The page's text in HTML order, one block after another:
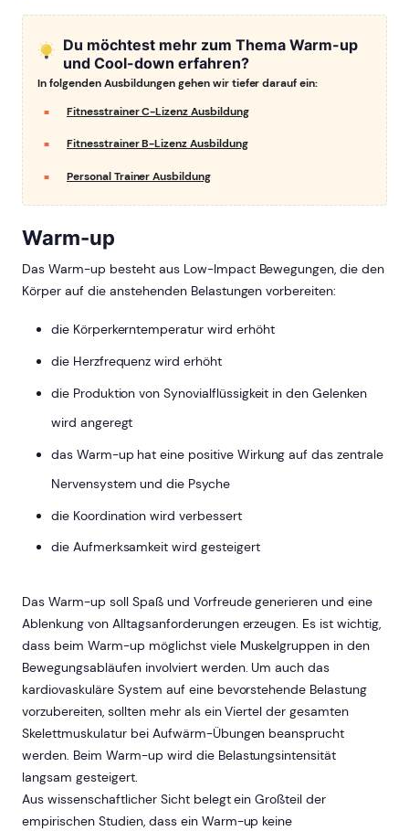
Du möchtest mehr zum Thema Warm-up
und Cool-down erfahren?
In folgenden Ausbildungen gehen wir tiefer darauf ein:
Fitnesstrainer C-Lizenz Ausbildung
Fitnesstrainer B-Lizenz Ausbildung
Personal Trainer Ausbildung
Warm-up
Das Warm-up besteht aus Low-Impact Bewegungen, die den
Körper auf die anstehenden Belastungen vorbereiten:
die Körperkerntemperatur wird erhöht
die Herzfrequenz wird erhöht
die Produktion von Synovialflüssigkeit in den Gelenken
wird angeregt
das Warm-up hat eine positive Wirkung auf das zentrale
Nervensystem und die Psyche
die Koordination wird verbessert
die Aufmerksamkeit wird gesteigert
Das Warm-up soll Spaß und Vorfreude generieren und eine
Ablenkung von Alltagsanforderungen erzeugen. Es ist wichtig,
dass beim Warm-up möglichst viele Muskelgruppen in den
Bewegungsabläufen involviert werden. Um auch das
kardiovaskuläre System auf eine bevorstehende Belastung
vorzubereiten, sollten mehr als ein Viertel der gesamten
Skelettmuskulatur bei Aufwärm-Übungen beansprucht
werden. Beim Warm-up wird die Belastungsintensität
langsam gesteigert.
Aus wissenschaftlicher Sicht belegt ein Großteil der
empirischen Studien, dass ein Warm-up keine